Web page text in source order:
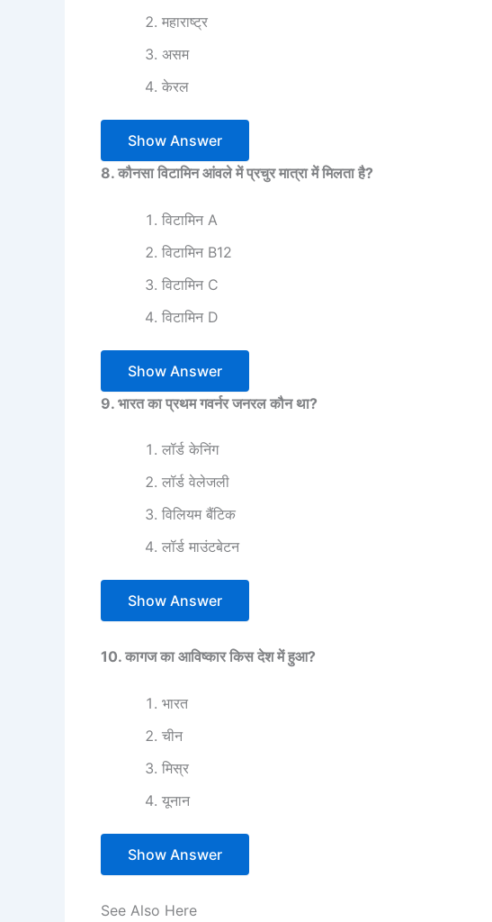
महाराष्ट्र
असम
केरल
Show Answer
8. कौनसा विटामिन आंवले में प्रचुर मात्रा में मिलता है?
विटामिन A
विटामिन B12
विटामिन C
विटामिन D
Show Answer
9. भारत का प्रथम गवर्नर जनरल कौन था?
लॉर्ड केनिंग
लॉर्ड वेलेजली
विलियम बैंटिक
लॉर्ड माउंटबेटन
Show Answer
10. कागज का आविष्कार किस देश में हुआ?
भारत
चीन
मिस्र
यूनान
Show Answer
See Also Here